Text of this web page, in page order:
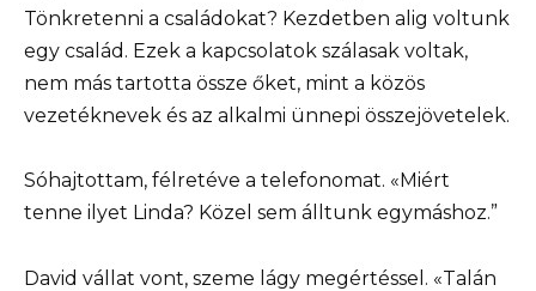
Tönkretenni a családokat? Kezdetben alig voltunk
egy család. Ezek a kapcsolatok szálasak voltak,
nem más tartotta össze őket, mint a közös
vezetéknevek és az alkalmi ünnepi összejövetelek.
Sóhajtottam, félretéve a telefonomat. «Miért
tenne ilyet Linda? Közel sem álltunk egymáshoz.”
David vállat vont, szeme lágy megértéssel. «Talán